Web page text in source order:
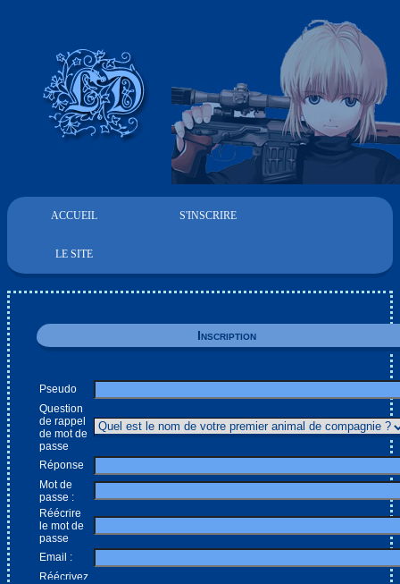
ACCUEIL S'INSCRIRE
LE SITE
Inscription
Pseudo
Question
de rappel
de mot de
passe
Réponse
Mot de
passe :
Réécrire
le mot de
passe
Email :
Réécrivez